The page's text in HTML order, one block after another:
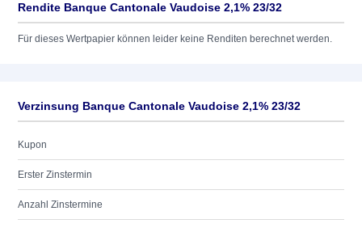
Rendite Banque Cantonale Vaudoise 2,1% 23/32
Für dieses Wertpapier können leider keine Renditen berechnet werden.
Verzinsung Banque Cantonale Vaudoise 2,1% 23/32
Kupon
Erster Zinstermin
Anzahl Zinstermine